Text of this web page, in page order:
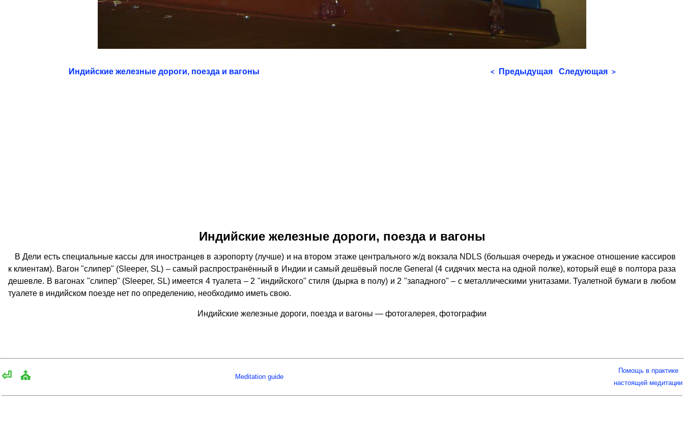
Индийские железные дороги, поезда и вагоны < Предыдущая Следующая >
Индийские железные дороги, поезда и вагоны
В Дели есть специальные кассы для иностранцев в аэропорту (лучше) и на втором этаже центрального ж/д вокзала NDLS (большая очередь и ужасное отношение кассиров
к клиентам). Вагон "слипер" (Sleeper, SL) – самый распространённый в Индии и самый дешёвый после General (4 сидячих места на одной полке), который ещё в полтора раза
дешевле. В вагонах "слипер" (Sleeper, SL) имеется 4 туалета – 2 "индийского" стиля (дырка в полу) и 2 "западного" – с металлическими унитазами. Туалетной бумаги в любом
туалете в индийском поезде нет по определению, необходимо иметь свою.
Индийские железные дороги, поезда и вагоны — фотогалерея, фотографии
⏎ ⛪ Meditation guide
Помощь в практике
настоящей медитации